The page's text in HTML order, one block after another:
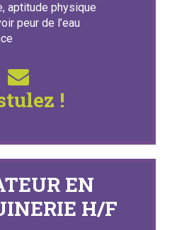
aptitude physique
peur de l’eau
!
EN
H/F